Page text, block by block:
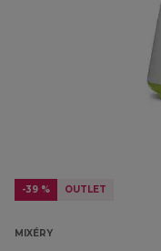
-39 % OUTLET
MIXÉRY